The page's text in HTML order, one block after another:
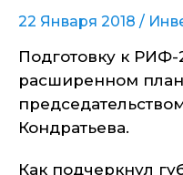
22 Января 2018 /
Подготовку к РИФ-
расширенном
Кондратьева.
Как подчеркнул